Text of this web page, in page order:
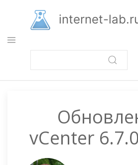
основному
содержанию
internet-
vCenter